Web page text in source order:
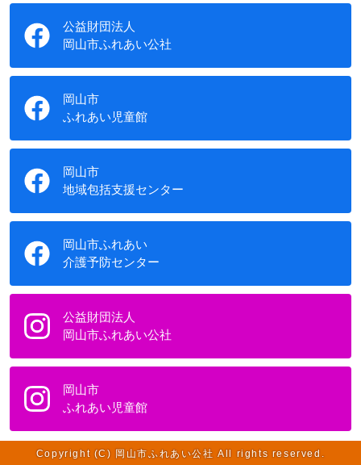
公益財団法人
岡山市ふれあい公社
岡山市
ふれあい児童館
岡山市
地域包括支援センター
岡山市ふれあい
介護予防センター
公益財団法人
岡山市ふれあい公社
岡山市
ふれあい児童館
Copyright (C) 岡山市ふれあい公社 All rights reserved.